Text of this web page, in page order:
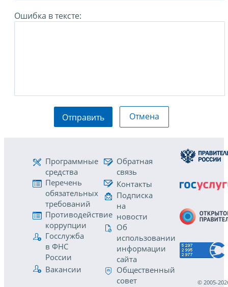
Ошибка в тексте:
Отправить Отмена
Программные
средства
Перечень
обязательных
требований
Противодействие
коррупции
Госслужба
в ФНС
России
Вакансии
Обратная
связь
Контакты
Подписка
на
новости
Об
использовании
информации
сайта
Общественный
совет
© 2005-